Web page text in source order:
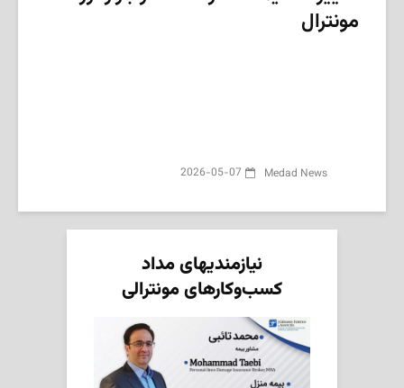
مونترال
2026-05-07
نیازمندیهای مداد
کسب‌وکارهای مونترالی